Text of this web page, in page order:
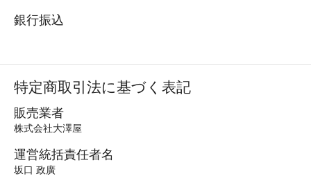
銀行振込
特定商取引法に基づく表記
販売業者
株式会社大澤屋
運営統括責任者名
坂口 政廣